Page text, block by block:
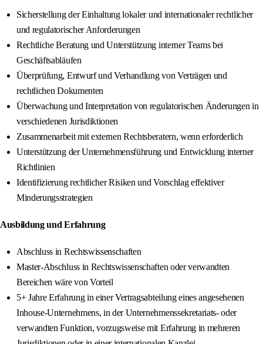
Sicherstellung der Einhaltung lokaler und internationaler rechtlicher
und regulatorischer Anforderungen
Rechtliche Beratung und Unterstützung interner Teams bei
Geschäftsabläufen
Überprüfung, Entwurf und Verhandlung von Verträgen und
rechtlichen Dokumenten
Überwachung und Interpretation von regulatorischen Änderungen in
verschiedenen Jurisdiktionen
Zusammenarbeit mit externen Rechtsberatern, wenn erforderlich
Unterstützung der Unternehmensführung und Entwicklung interner
Richtlinien
Identifizierung rechtlicher Risiken und Vorschlag effektiver
Minderungsstrategien
Ausbildung und Erfahrung
Abschluss in Rechtswissenschaften
Master-Abschluss in Rechtswissenschaften oder verwandten
Bereichen wäre von Vorteil
5+ Jahre Erfahrung in einer Vertragsabteilung eines angesehenen
Inhouse-Unternehmens, in der Unternehmenssekretariats- oder
verwandten Funktion, vorzugsweise mit Erfahrung in mehreren